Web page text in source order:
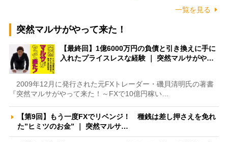
一覧を見る
突然マルサがやって来た！
【最終回】1億6000万円の負債と引き換えに手に
入れたプライスレスな経験 ｜ 突然マルサがや…
2009年12月に発行された元FXトレーダー・磯貝清明氏の著書
『突然マルサがやって来た！～FXで10億円稼い…
【第9回】もう一度FXでリベンジ！ 種銭は差し押さえを免れ
た”ヒミツのお金” ｜ 突然マルサ…